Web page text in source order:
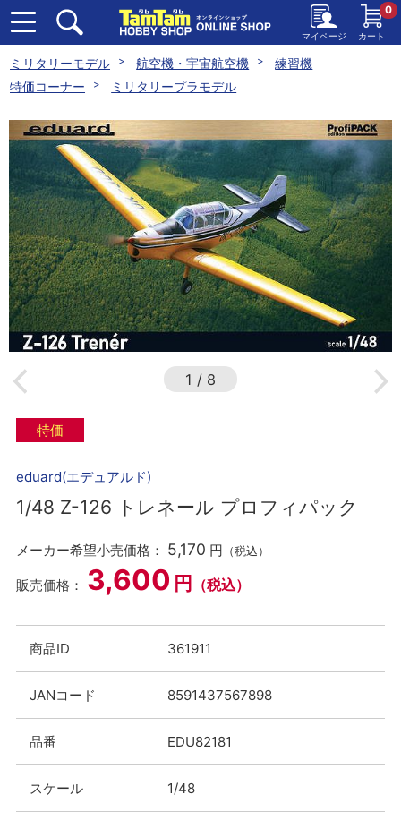
マイページ カート
0
ミリタリーモデル 航空機・宇宙航空機
練習機
特価コーナー
ミリタリープラモデル
1 / 8
特価
eduard(エデュアルド)
1/48 Z-126 トレネール プロフィパック
メーカー希望小売価格： 5,170 円 （税込）
販売価格： 3,600 円 （税込）
商品ID 361911
JANコード 8591437567898
品番 EDU82181
スケール 1/48